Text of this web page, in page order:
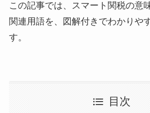
この記事では、スマート関税の意
関連用語を、図解付きでわかりや
す。
目次